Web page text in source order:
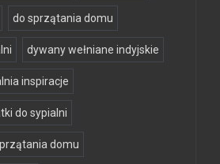
do sprzątania domu
dywany wełniane indyjskie
inspiracje
do sypialni
domu